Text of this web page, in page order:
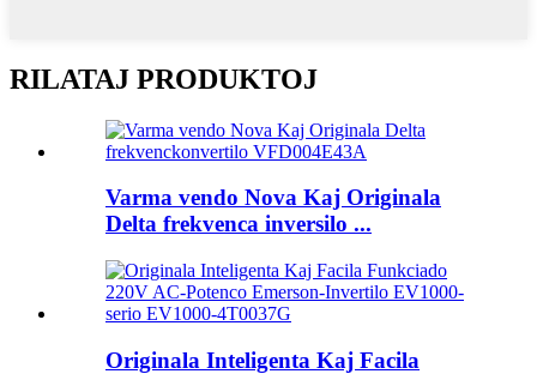
RILATAJ PRODUKTOJ
Varma vendo Nova Kaj Originala
Delta frekvenca inversilo ...
Originala Inteligenta Kaj Facila